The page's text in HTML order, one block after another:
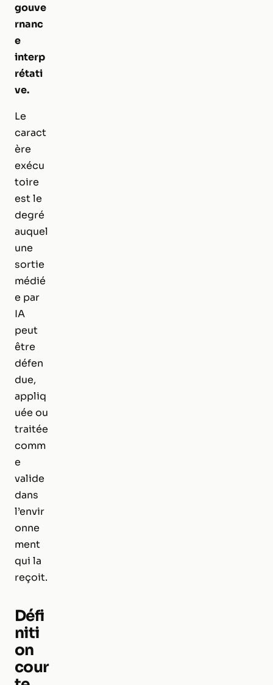
gouve
rnanc
e
interp
rétati
ve.
Le
caract
ère
exécu
toire
est le
degré
auquel
une
sortie
médié
e par
IA
peut
être
défen
due,
appliq
uée ou
traitée
comm
e
valide
dans
l’envir
onne
ment
qui la
reçoit.
Défi
niti
on
cour